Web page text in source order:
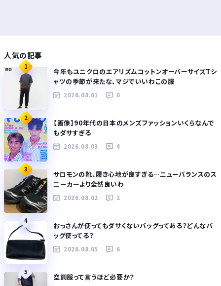
人気の記事
1
今年もユニクロのエアリズムコットンオーバーサイズTシ
ャツの季節が来たな、マジでいいわこの服
2026.08.01 0
2
【画像】90年代の日本のメンズファッションいくらなんで
もダサすぎる
2026.08.03 4
3
サロモンの靴、履き心地が良すぎる…ニューバランスのス
ニーカーより全然良いわ
2026.08.02 2
4
おっさんが使ってもダサくないバッグってある？どんなバ
ッグ使ってる？
2026.08.05 6
5
空調服って言うほど必要か？